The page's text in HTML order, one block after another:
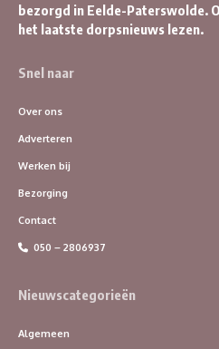
bezorgd in Eelde-Paterswolde.
het laatste dorpsnieuws lezen.
Snel naar
Over ons
Adverteren
Werken bij
Bezorging
Contact
050 – 2806937
Nieuwscategorieën
Algemeen